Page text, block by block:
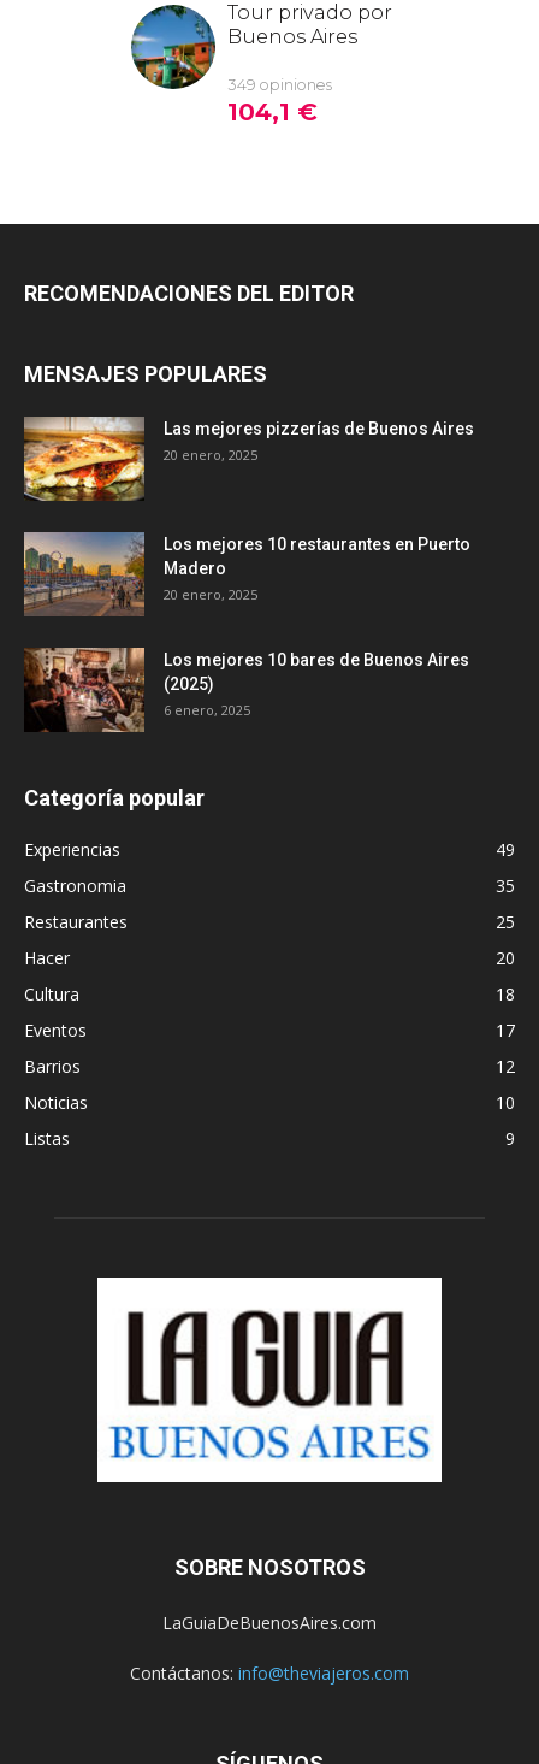
RECOMENDACIONES DEL EDITOR
MENSAJES POPULARES
Las mejores pizzerías de Buenos Aires
20 enero, 2025
Los mejores 10 restaurantes en Puerto
Madero
20 enero, 2025
Los mejores 10 bares de Buenos Aires
(2025)
6 enero, 2025
Categoría popular
Experiencias
49
Gastronomia
35
Restaurantes
25
Hacer
20
Cultura
18
Eventos
17
Barrios
12
Noticias
10
Listas
9
SOBRE NOSOTROS
LaGuiaDeBuenosAires.com
Contáctanos: info@theviajeros.com